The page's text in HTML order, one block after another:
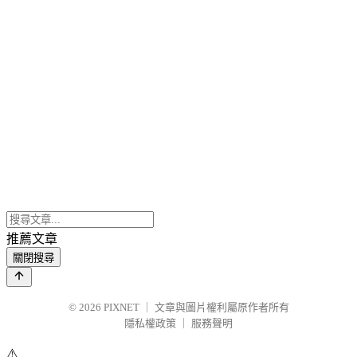
推薦文章
關閉搜尋
© 2026 PIXNET
文章與圖片權利屬原作者所有
隱私權政策
服務聲明
⚠️